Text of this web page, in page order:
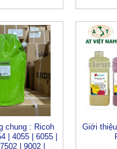
6023D | 6031 |
| 564
chung : Ricoh
| 4055 | 6055 |
| 9002 |
Giới